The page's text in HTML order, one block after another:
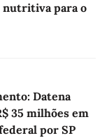
nutritiva para o
Datena
35 milhões em
por SP